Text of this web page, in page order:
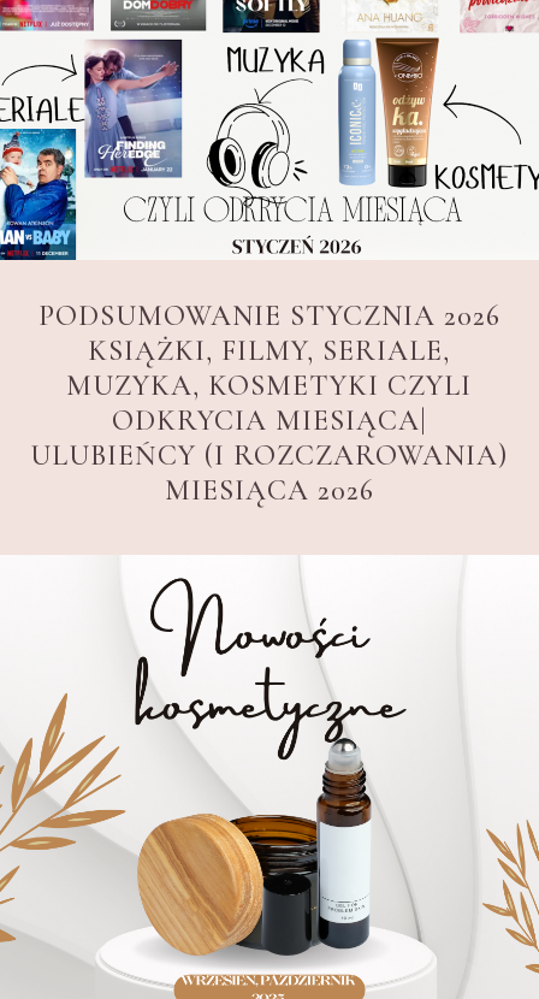
PODSUMOWANIE STYCZNIA 2026
KSIĄŻKI, FILMY, SERIALE,
MUZYKA, KOSMETYKI CZYLI
ODKRYCIA MIESIĄCA|
ULUBIEŃCY (I ROZCZAROWANIA)
MIESIĄCA 2026